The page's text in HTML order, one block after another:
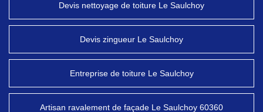
Devis nettoyage de toiture Le Saulchoy
Devis zingueur Le Saulchoy
Entreprise de toiture Le Saulchoy
Artisan ravalement de façade Le Saulchoy 60360